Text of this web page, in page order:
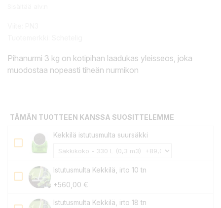
Pihanurmi 3 kg on kotipihan laadukas yleisseos, joka
muodostaa nopeasti tiheän nurmikon
TÄMÄN TUOTTEEN KANSSA SUOSITTELEMME
Kekkilä istutusmulta suursäkki
Istutusmulta Kekkilä, irto 10 tn
+560,00 €
Istutusmulta Kekkilä, irto 18 tn